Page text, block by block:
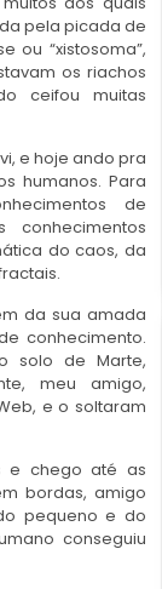
pela picada de
ou “xistosoma”,
os riachos
ceifou muitas
e hoje ando pra
humanos. Para
de
do caos, da
da sua amada
conhecimento.
solo de Marte,
meu amigo,
e o soltaram
e chego até as
bordas, amigo
pequeno e do
conseguiu